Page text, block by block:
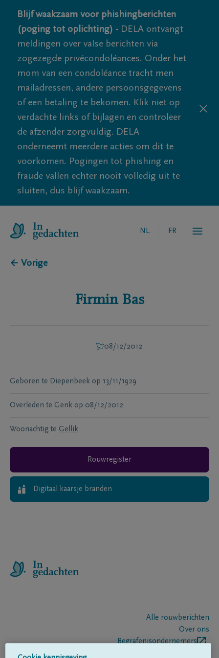
Blijf waakzaam voor phishingberichten
(poging tot oplichting) - DELA ontvangt
meldingen over valse berichten via
zogezegde privécondoléances. Onder het
mom van een condoléance tracht men
mailadressen, andere persoonsgegevens
of een betaling te bekomen. Klik niet op
verdachte links of bijlagen en controleer
de afzender zorgvuldig. DELA
onderneemt meerdere acties om dit te
voorkomen. Pogingen tot phishing en
fraude vallen echter nooit volledig uit te
sluiten, dus blijf waakzaam.
NL FR
← Vorige
Firmin Bas
08/12/2012
Geboren te Diepenbeek op 13/11/1929
Overleden te Genk op 08/12/2012
Woonachtig te Gellik
Rouwregister
Digitaal kaarsje branden
Alle rouwberichten
Over ons
Begrafenisondernemers